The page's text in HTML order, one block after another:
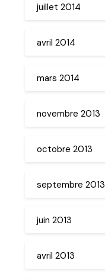
juillet 2014
avril 2014
mars 2014
novembre 2013
octobre 2013
septembre 2013
juin 2013
avril 2013